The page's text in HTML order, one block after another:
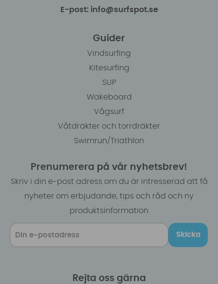
E-post: info@surfspot.se
Guider
Vindsurfing
Kitesurfing
SUP
Wakeboard
Vågsurf
Våtdräkter och torrdräkter
Swimrun/Triathlon
Prenumerera på vår nyhetsbrev!
Skriv i din e-post adress om du är intresserad att få
nyheter om erbjudande, tips och råd och ny
produktsinformation
Skicka
Rejta oss gärna